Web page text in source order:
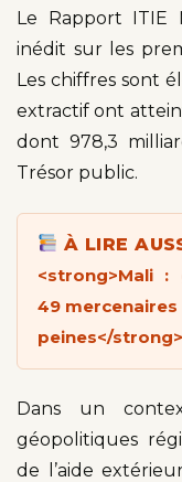
Le Rapport ITIE
inédit sur les
Les chiffres sont
extractif ont
dont 978,3
Trésor public.
À LIRE
<strong>Mali
49
peines</strong>
Dans un
géopolitiques
de l’aide